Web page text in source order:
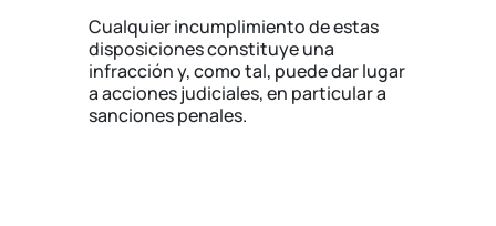
Cualquier incumplimiento de estas
disposiciones constituye una
infracción y, como tal, puede dar lugar
a acciones judiciales, en particular a
sanciones penales.